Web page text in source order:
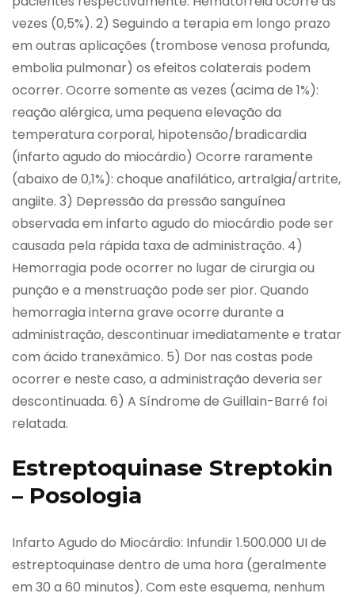
vezes (0,5%). 2) Seguindo a terapia em longo prazo
em outras aplicações (trombose venosa profunda,
embolia pulmonar) os efeitos colaterais podem
ocorrer. Ocorre somente as vezes (acima de 1%):
reação alérgica, uma pequena elevação da
temperatura corporal, hipotensão/bradicardia
(infarto agudo do miocárdio) Ocorre raramente
(abaixo de 0,1%): choque anafilático, artralgia/artrite,
angiite. 3) Depressão da pressão sanguínea
observada em infarto agudo do miocárdio pode ser
causada pela rápida taxa de administração. 4)
Hemorragia pode ocorrer no lugar de cirurgia ou
punção e a menstruação pode ser pior. Quando
hemorragia interna grave ocorre durante a
administração, descontinuar imediatamente e tratar
com ácido tranexâmico. 5) Dor nas costas pode
ocorrer e neste caso, a administração deveria ser
descontinuada. 6) A Síndrome de Guillain-Barré foi
relatada.
Estreptoquinase Streptokin
– Posologia
Infarto Agudo do Miocárdio: Infundir 1.500.000 UI de
estreptoquinase dentro de uma hora (geralmente
em 30 a 60 minutos). Com este esquema, nenhum